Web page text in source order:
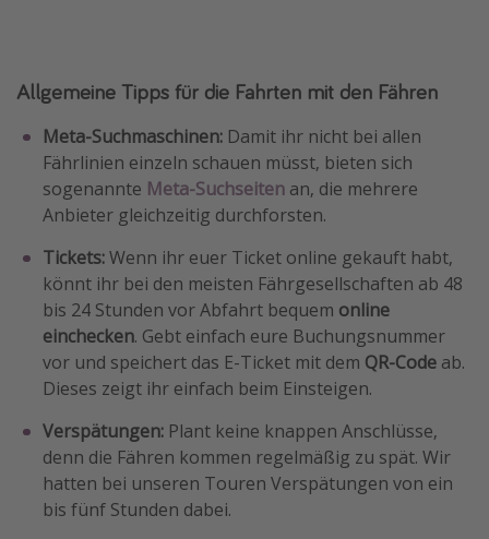
Allgemeine Tipps für die Fahrten mit den Fähren
Meta-Suchmaschinen: Damit ihr nicht bei allen
Fährlinien einzeln schauen müsst, bieten sich
sogenannte Meta-Suchseiten an, die mehrere
Anbieter gleichzeitig durchforsten.
Tickets:Wenn ihr euer Ticket online gekauft habt,
könnt ihr bei den meisten Fährgesellschaften ab 48
bis 24 Stunden vor Abfahrt bequem online
einchecken. Gebt einfach eure Buchungsnummer
vor und speichert das E-Ticket mit dem QR-Code ab.
Dieses zeigt ihr einfach beim Einsteigen.
Verspätungen: Plant keine knappen Anschlüsse,
denn die Fähren kommen regelmäßig zu spät. Wir
hatten bei unseren Touren Verspätungen von ein
bis fünf Stunden dabei.